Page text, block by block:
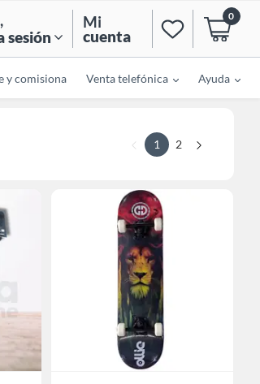
,
sesión
Mi
cuenta
0
y comisiona Venta telefónica Ayuda
1 2